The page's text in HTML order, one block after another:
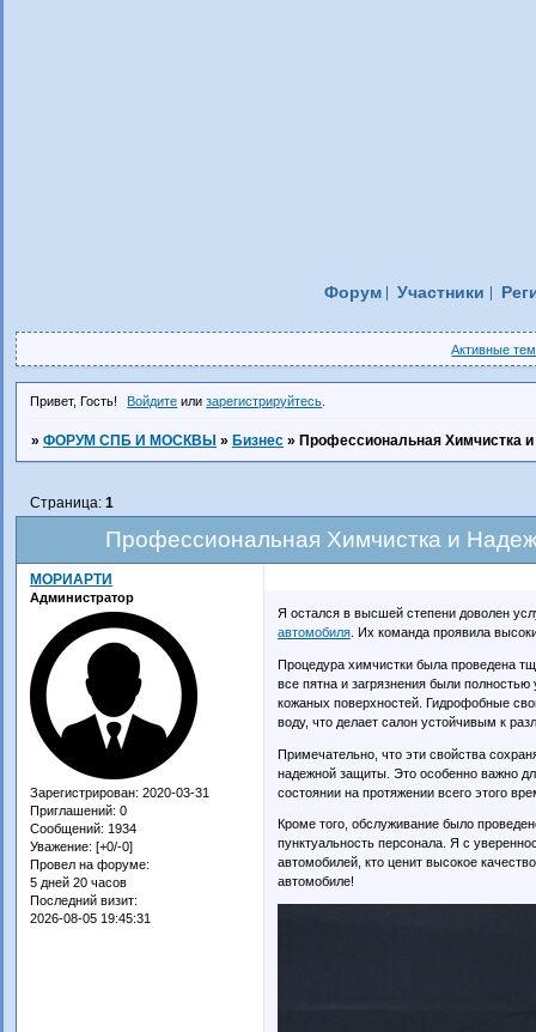
Форум Участники
Активные
Привет, Гость! Войдите илизарегистрируйтесь
» ФОРУМ СПБ И МОСКВЫ » Бизнес » Профессиональная Химчистка
Профессиональная Химчистка и
Страница: 1
МОРИАРТИ
Администратор
Зарегистрирован: 2020-03-31
Приглашений: 0
Сообщений: 1934
Уважение: [+0/-0]
Провел на форуме:
5 дней 20 часов
Последний визит:
2026-08-05 19:45:31
Я остался в высшей степени доволен
автомобиля. Их команда проявила
Процедура химчистки была проведена
все пятна и загрязнения были
кожаных поверхностей. Гидрофобные
воду, что делает салон устойчивым к
Примечательно, что эти свойства
надежной защиты. Это особенно важно
состоянии на протяжении всего этого
Кроме того, обслуживание было
пунктуальность персонала. Я с
автомобилей, кто ценит высокое
автомобиле!